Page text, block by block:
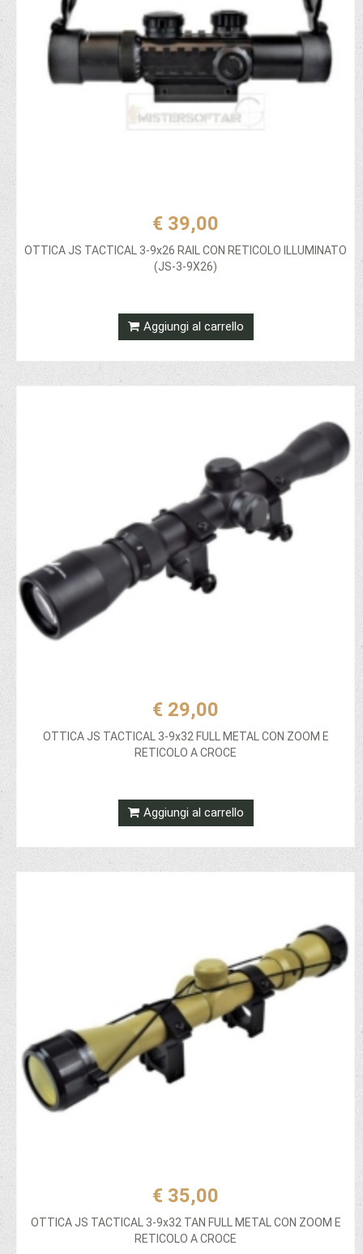
€ 39,00
OTTICA JS TACTICAL 3-9x26 RAIL CON RETICOLO ILLUMINATO
(JS-3-9X26)
Aggiungi al carrello
€ 29,00
OTTICA JS TACTICAL 3-9x32 FULL METAL CON ZOOM E
RETICOLO A CROCE
Aggiungi al carrello
€ 35,00
OTTICA JS TACTICAL 3-9x32 TAN FULL METAL CON ZOOM E
RETICOLO A CROCE